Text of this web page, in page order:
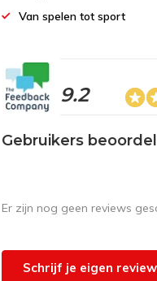
Van spelen tot sport
9.2
Gebruikers
Er zijn nog geen reviews
Schrijf je eigen